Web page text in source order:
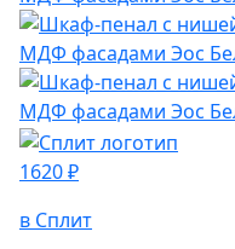
1620 ₽
в Сплит